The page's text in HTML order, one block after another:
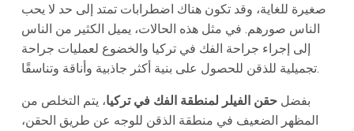
صغيرة للغاية، وقد تكون هناك اضطرابات تمتد إلى حد لا يحب
الناس صورهم. في مثل هذه الحالات، يميل الكثير من الناس
إلى إجراء جراحة الفك في تركيا والخضوع لعمليات جراحة
تجميلية للذقن للحصول على بنية أكثر جاذبية وأناقة وتناسقًا.
بفضلحقن الفيلر لمنطقة الفك في تركيا، يتم التخلص من
المظهر الضعيف في منطقة الذقن للوجه عن طريق الحقن،